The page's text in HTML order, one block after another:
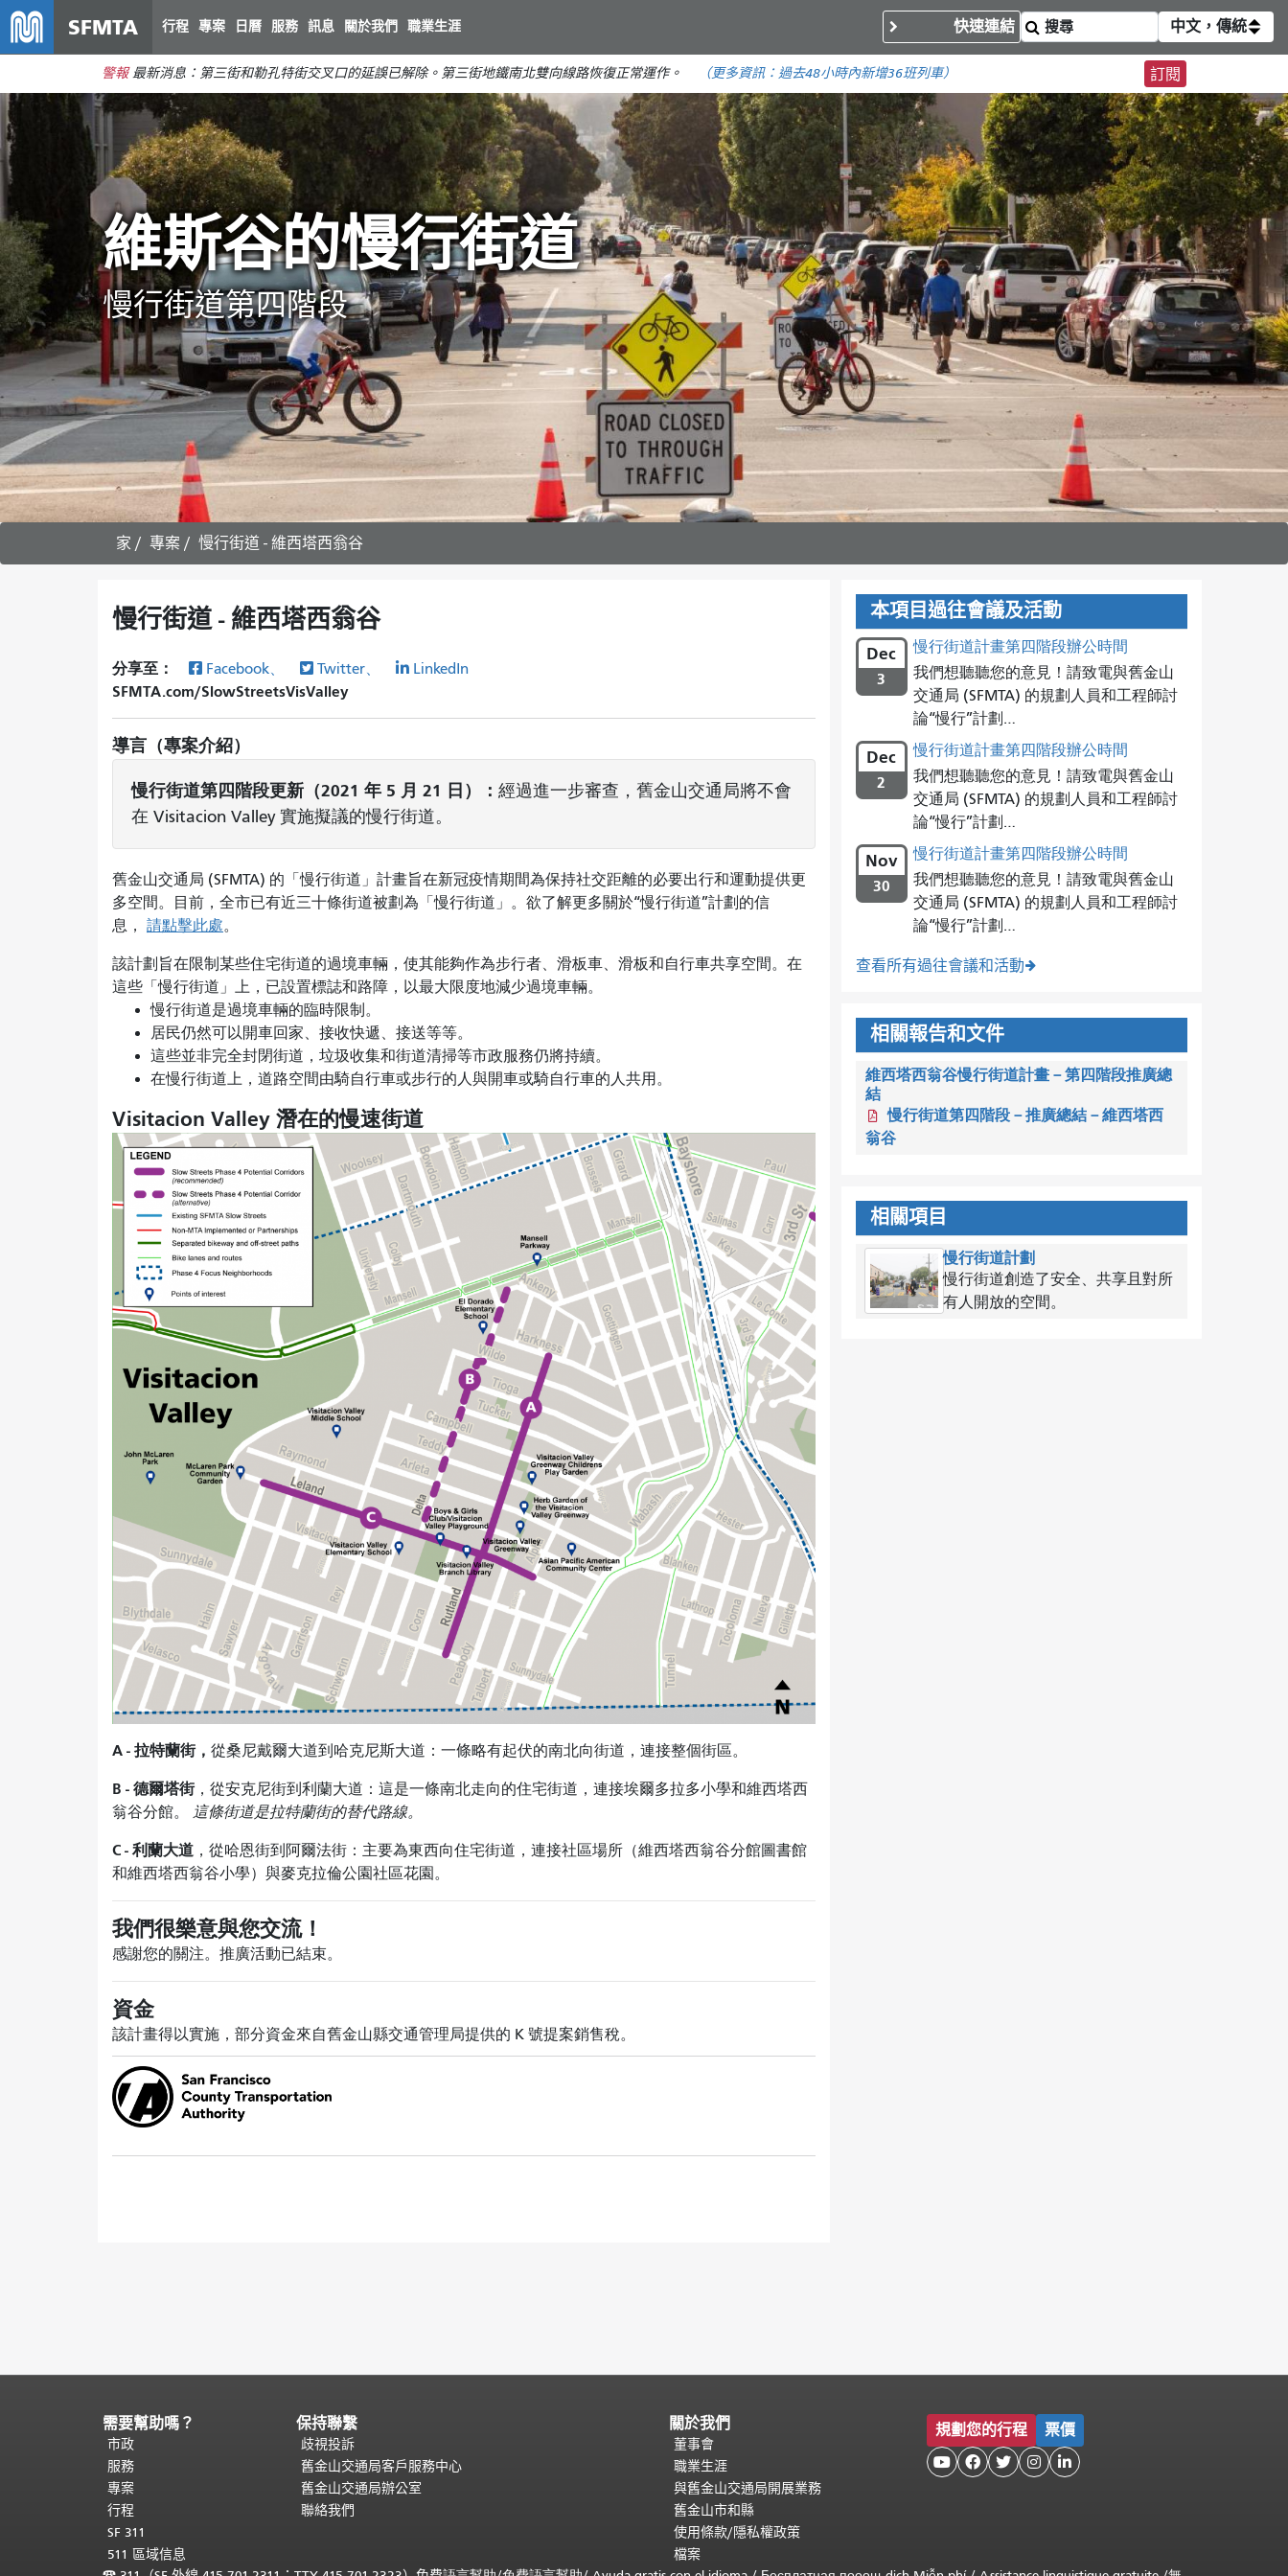
主
要
內
容
SFMTA 行程 專案 日曆 服務 訊息 關於我們 職業生涯 快速連結 中文，傳統
警報 最新消息：第三街和勒孔特街交叉口的延誤已解除。第三街地鐵南北雙向線路恢復正常運作。 （更多資訊： 過去48小時內新增36班列車） 訂閱
維斯谷的慢行街道
慢行街道第四階段
家 專案 慢行街道 - 維西塔西翁谷
慢行街道 - 維西塔西翁谷
分享至： Facebook、 Twitter、 LinkedIn
SFMTA.com/SlowStreetsVisValley
導言（專案介紹）
慢行街道第四階段更新（2021 年 5 月 21 日）： 經過進一步審查，舊金山交通局將不會
在 Visitacion Valley 實施擬議的慢行街道。
舊金山交通局 (SFMTA) 的「慢行街道」計畫旨在新冠疫情期間為保持社交距離的必要出行和運動提供更
多空間。目前，全市已有近三十條街道被劃為「慢行街道」。欲了解更多關於“慢行街道”計劃的信
息， 請點擊此處。
該計劃旨在限制某些住宅街道的過境車輛，使其能夠作為步行者、滑板車、滑板和自行車共享空間。在
這些「慢行街道」上，已設置標誌和路障，以最大限度地減少過境車輛。
慢行街道是過境車輛的臨時限制。
居民仍然可以開車回家、接收快遞、接送等等。
這些並非完全封閉街道，垃圾收集和街道清掃等市政服務仍將持續。
在慢行街道上，道路空間由騎自行車或步行的人與開車或騎自行車的人共用。
Visitacion Valley 潛在的慢速街道
A - 拉特蘭街， 從桑尼戴爾大道到哈克尼斯大道：一條略有起伏的南北向街道，連接整個街區。
B - 德爾塔街，從安克尼街到利蘭大道：這是一條南北走向的住宅街道，連接埃爾多拉多小學和維西塔西
翁谷分館。 這條街道是拉特蘭街的替代路線。
C - 利蘭大道 ，從哈恩街到阿爾法街：主要為東西向住宅街道，連接社區場所（維西塔西翁谷分館圖書館
和維西塔西翁谷小學）與麥克拉倫公園社區花園。
我們很樂意與您交流！
感謝您的關注。推廣活動已結束。
資金
該計畫得以實施，部分資金來自舊金山縣交通管理局提供的 K 號提案銷售稅。
本項目過往會議及活動
Dec
3
慢行街道計畫第四階段辦公時間
我們想聽聽您的意見！請致電與舊金山
交通局 (SFMTA) 的規劃人員和工程師討
論“慢行”計劃…
Dec
2
慢行街道計畫第四階段辦公時間
我們想聽聽您的意見！請致電與舊金山
交通局 (SFMTA) 的規劃人員和工程師討
論“慢行”計劃…
Nov
30
慢行街道計畫第四階段辦公時間
我們想聽聽您的意見！請致電與舊金山
交通局 (SFMTA) 的規劃人員和工程師討
論“慢行”計劃…
查看所有過往會議和活動
相關報告和文件
維西塔西翁谷慢行街道計畫－第四階段推廣總
結
慢行街道第四階段－推廣總結－維西塔西
翁谷
相關項目
慢行街道計劃
慢行街道創造了安全、共享且對所
有人開放的空間。
頁
面
內
容
結
束。本
需要幫助嗎？
市政
服務
專案
行程
SF 311
511 區域信息
保持聯繫
歧視投訴
舊金山交通局客戶服務中心
舊金山交通局辦公室
聯絡我們
關於我們
董事會
職業生涯
與舊金山交通局開展業務
舊金山市和縣
使用條款/隱私權政策
檔案
規劃您的行程 票價
    